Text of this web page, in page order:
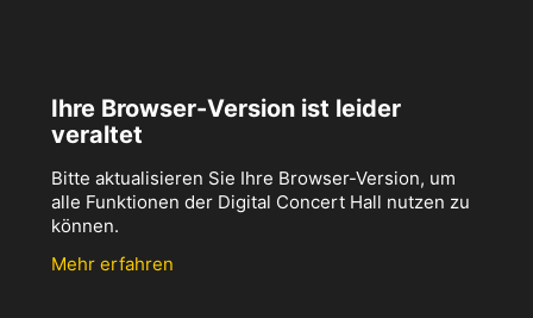
Ihre Browser-Version ist leider
veraltet
Bitte aktualisieren Sie Ihre Browser-Version, um
alle Funktionen der Digital Concert Hall nutzen zu
können.
Mehr erfahren